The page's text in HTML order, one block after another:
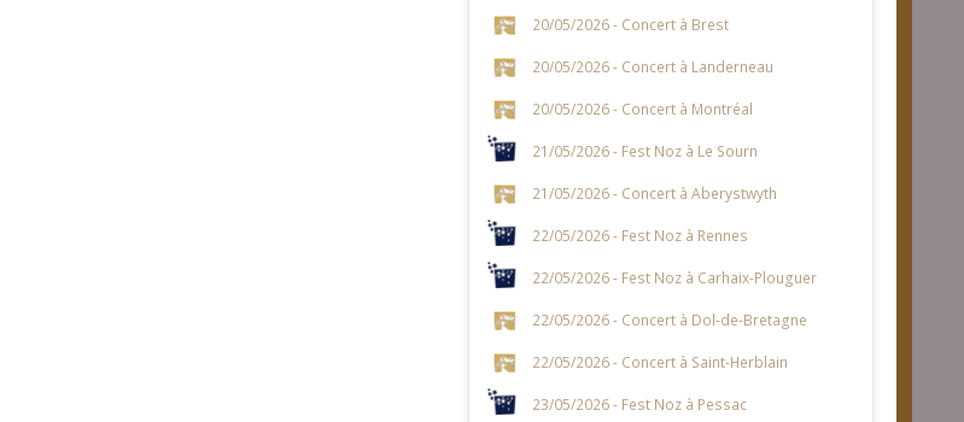
20/05/2026 - Concert à Brest
20/05/2026 - Concert à Landerneau
20/05/2026 - Concert à Montréal
21/05/2026 - Fest Noz à Le Sourn
21/05/2026 - Concert à Aberystwyth
22/05/2026 - Fest Noz à Rennes
22/05/2026 - Fest Noz à Carhaix-Plouguer
22/05/2026 - Concert à Dol-de-Bretagne
22/05/2026 - Concert à Saint-Herblain
23/05/2026 - Fest Noz à Pessac